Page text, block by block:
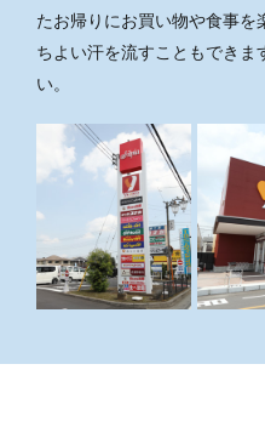
たお帰りにお買い物や食事
ちよい汗を流すこともできま
い。